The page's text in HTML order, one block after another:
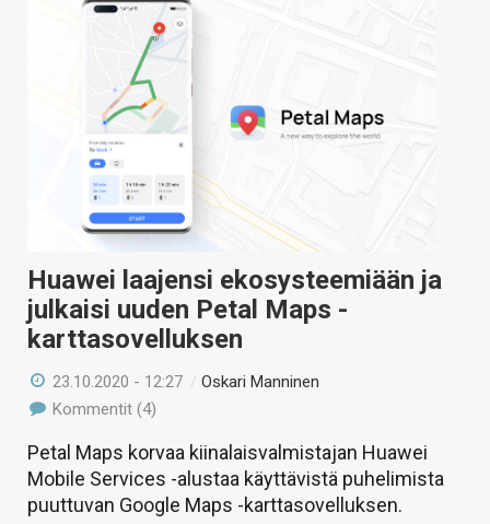
VAIHDA TEEMA
Huawei laajensi ekosysteemiään ja
julkaisi uuden Petal Maps -
karttasovelluksen
23.10.2020 - 12:27 /Oskari Manninen
Kommentit (4)
Petal Maps korvaa kiinalaisvalmistajan Huawei
Mobile Services -alustaa käyttävistä puhelimista
puuttuvan Google Maps -karttasovelluksen.